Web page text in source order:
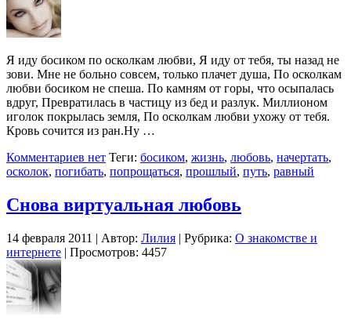
Я иду босиком по осколкам любви, Я иду от тебя, ты назад не
зови. Мне не больно совсем, только плачет душа, По осколкам
любви босиком не спеша. По камням от горы, что осыпалась
вдруг, Превратилась в частицу из бед и разлук. Миллионом
иголок покрылась земля, По осколкам любви ухожу от тебя.
Кровь сочится из ран.Ну …
Комментариев нет Теги: босиком, жизнь, любовь, начертать,
осколок, погибать, попрощаться, прошлый, путь, равный
Снова виртуальная любовь
14 февраля 2011 | Автор: Лилия | Рубрика: О знакомстве и
интернете | Просмотров: 4457